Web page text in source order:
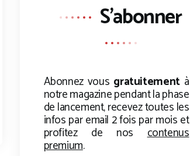
S'abonner
Abonnez vous gratuitementà
notre magazine pendant la phase
de lancement, recevez toutes les
infos par email 2 fois par mois et
profitez de noscontenus
premium.